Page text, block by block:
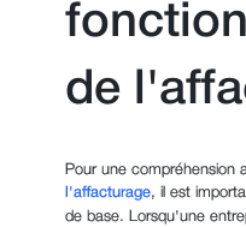
de
Pour une compréhension
l'affacturage, il est
de base. Lorsqu'une